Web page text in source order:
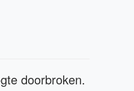
doorbroken.